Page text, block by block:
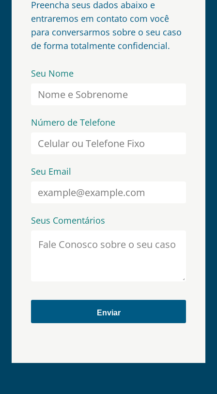
Preencha seus dados abaixo e
entraremos em contato com você
para conversarmos sobre o seu caso
de forma totalmente confidencial.
Seu Nome
Número de Telefone
Seu Email
Seus Comentários